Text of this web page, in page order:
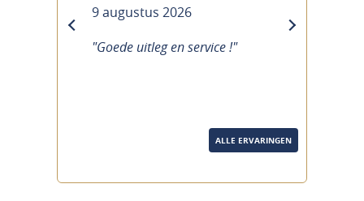
9 augustus 2026
"Goede uitleg en service !"
next
ALLE ERVARINGEN